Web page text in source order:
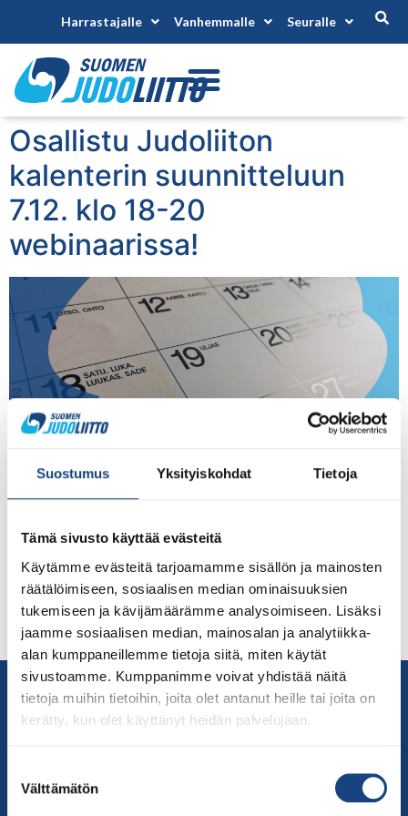
Suostumus Yksityiskohdat Tietoja
Tämä sivusto käyttää evästeitä
Käytämme evästeitä tarjoamamme sisällön ja mainosten
räätälöimiseen, sosiaalisen median ominaisuuksien
tukemiseen ja kävijämäärämme analysoimiseen. Lisäksi
jaamme sosiaalisen median, mainosalan ja analytiikka-
alan kumppaneillemme tietoja siitä, miten käytät
sivustoamme. Kumppanimme voivat yhdistää näitä
tietoja muihin tietoihin, joita olet antanut heille tai joita on
kerätty, kun olet käyttänyt heidän palvelujaan.
valinta
Välttämätön
Harrastajalle Vanhemmalle Seuralle
Osallistu Judoliiton
kalenterin suunnitteluun
7.12. klo 18-20
webinaarissa!
ajankohtaista tietoa Löydät kalenterin etusivulta ja
pääset katsomaan sitä myös tästä linkistä. Judoliiton
11.11.2021 ja vuoden 2022 kalenteria täydennetään
loppuvuoden aikana. Seurojen jo ilmoittamat ja
julkaistut kalenterimerkinnät on nähtävillä ja päivitetty
kevään jo varattujen tapahtumien osalta. Myös syksylle
2022 on tullut muutama merkintä, […]
Yhteystiedot
Suomen Judoliitto